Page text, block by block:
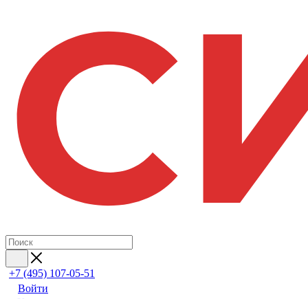
+7 (495) 107-05-51
Войти